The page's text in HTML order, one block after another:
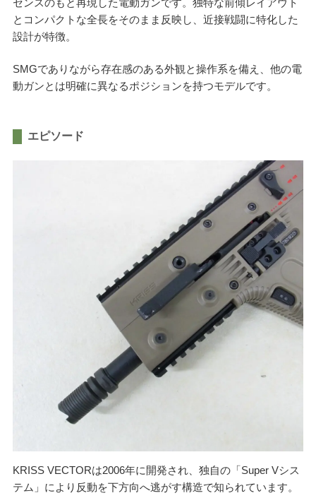
かんたんLINE相談
お申込みフォーム
くれいも屋について
会社概要
スタッフ紹介
オンラインショップ
とコンパクトな全長をそのまま反映し、近接戦闘に特化した
設計が特徴。
SMGでありながら存在感のある外観と操作系を備え、他の電
動ガンとは明確に異なるポジションを持つモデルです。
エピソード
KRISS VECTORは2006年に開発され、独自の「Super Vシス
テム」により反動を下方向へ逃がす構造で知られています。